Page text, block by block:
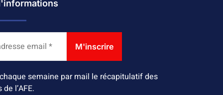
semaine par mail le récapitulatif des
l’AFE.